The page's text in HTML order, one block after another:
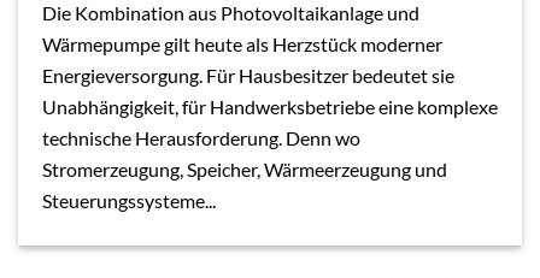
Die Kombination aus Photovoltaikanlage und
Wärmepumpe gilt heute als Herzstück moderner
Energieversorgung. Für Hausbesitzer bedeutet sie
Unabhängigkeit, für Handwerksbetriebe eine komplexe
technische Herausforderung. Denn wo
Stromerzeugung, Speicher, Wärmeerzeugung und
Steuerungssysteme...